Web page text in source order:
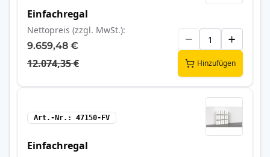
Einfachregal
Nettopreis (zzgl. MwSt.)
9.659,48 €
12.074,35 € Hinzufügen
Art.-Nr. 47150-FV
Einfachregal